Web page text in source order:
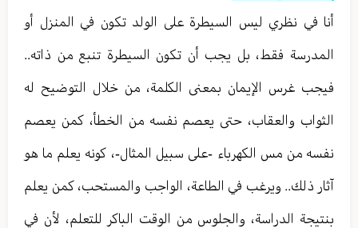
أنا في نظري ليس السيطرة على الولد تكون في المنزل أو
المدرسة فقط، بل يجب أن تكون السيطرة تنبع من ذاته..
فيجب غرس الإيمان بمعنى الكلمة، من خلال التوضيح له
الثواب والعقاب، حتى يعصم نفسه من الخطأ، كمن يعصم
نفسه من مس الكهرباء -على سبيل المثال-، كونه يعلم ما هو
آثار ذلك.. ويرغب في الطاعة، الواجب والمستحب، كمن يعلم
بنتيجة الدراسة، والجلوس من الوقت الباكر للتعلم، لأن في